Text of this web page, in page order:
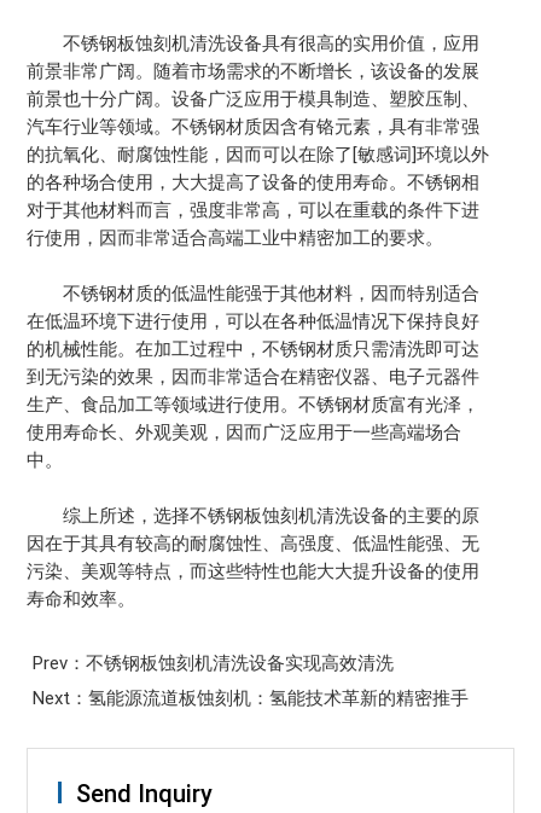
不锈钢板蚀刻机清洗设备具有很高的实用价值，应用
前景非常广阔。随着市场需求的不断增长，该设备的发展
前景也十分广阔。设备广泛应用于模具制造、塑胶压制、
汽车行业等领域。不锈钢材质因含有铬元素，具有非常强
的抗氧化、耐腐蚀性能，因而可以在除了[敏感词]环境以外
的各种场合使用，大大提高了设备的使用寿命。不锈钢相
对于其他材料而言，强度非常高，可以在重载的条件下进
行使用，因而非常适合高端工业中精密加工的要求。
不锈钢材质的低温性能强于其他材料，因而特别适合
在低温环境下进行使用，可以在各种低温情况下保持良好
的机械性能。在加工过程中，不锈钢材质只需清洗即可达
到无污染的效果，因而非常适合在精密仪器、电子元器件
生产、食品加工等领域进行使用。不锈钢材质富有光泽，
使用寿命长、外观美观，因而广泛应用于一些高端场合
中。
综上所述，选择不锈钢板蚀刻机清洗设备的主要的原
因在于其具有较高的耐腐蚀性、高强度、低温性能强、无
污染、美观等特点，而这些特性也能大大提升设备的使用
寿命和效率。
Prev：不锈钢板蚀刻机清洗设备实现高效清洗
Next：氢能源流道板蚀刻机：氢能技术革新的精密推手
Send Inquiry